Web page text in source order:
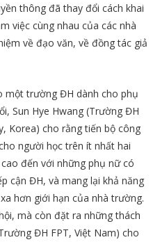
thông đã thay đổi cách khai
việc cùng nhau của các nhà
về đạo văn, về đồng tác giả
một trường ĐH dành cho phụ
Sun Hye Hwang (Trường ĐH
Korea) cho rằng tiến bộ công
người học trên ít nhất hai
đến với những phụ nữ có
cận ĐH, và mang lại khả năng
hơn giới hạn của nhà trường.
mà còn đặt ra những thách
ĐH FPT, Việt Nam) cho